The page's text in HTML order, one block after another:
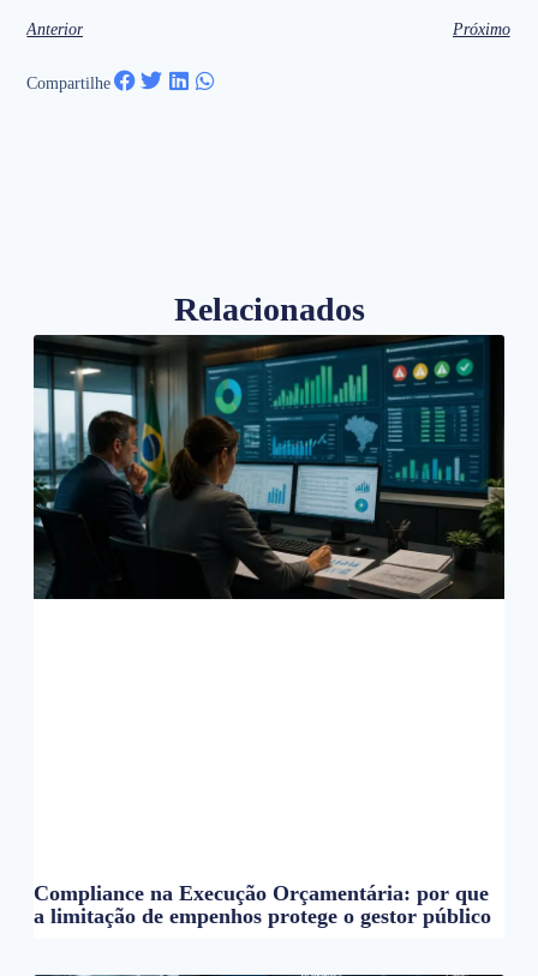
Anterior Próximo
Compartilhe
Relacionados
Compliance na Execução Orçamentária: por que
a limitação de empenhos protege o gestor público